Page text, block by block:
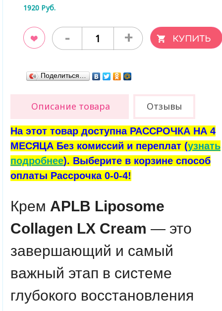
1920 Руб.
- +
Поделиться…
Описание товара Отзывы
На этот товар доступна РАССРОЧКА НА 4
МЕСЯЦА Без комиссий и переплат (узнать
подробнее). Выберите в корзине способ
оплаты Рассрочка 0-0-4!
Крем APLB Liposome
Collagen LX Cream — это
завершающий и самый
важный этап в системе
глубокого восстановления